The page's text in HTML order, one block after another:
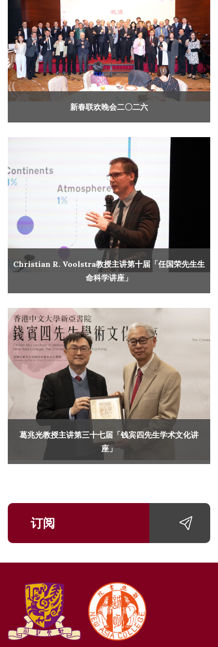
新春联欢晚会二〇二六
Christian R. Voolstra教授主讲第十届「任国荣先生生
命科学讲座」
葛兆光教授主讲第三十七届「钱宾四先生学术文化讲
座」
订阅